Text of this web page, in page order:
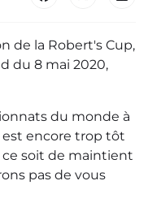
de la Robert's Cup,
du 8 mai 2020,
du monde à
est encore trop tôt
soit de maintient
pas de vous